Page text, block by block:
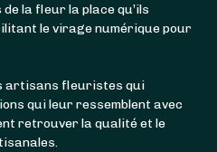
la fleur la place qu’ils
le virage numérique pour
artisans fleuristes qui
qui leur ressemblent avec
retrouver la qualité et le